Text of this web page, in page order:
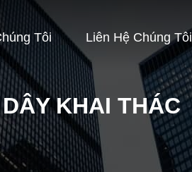
Tôi Liên Hệ Chúng Tôi
KHAI THÁC